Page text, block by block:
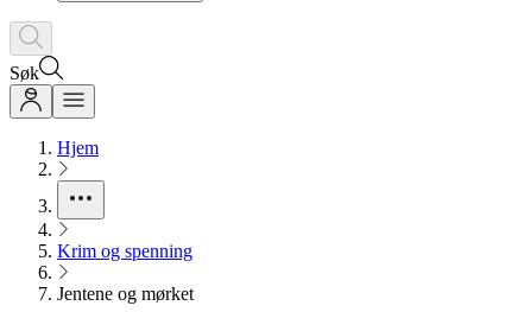
Søk
Hjem
Krim og spenning
Jentene og mørket